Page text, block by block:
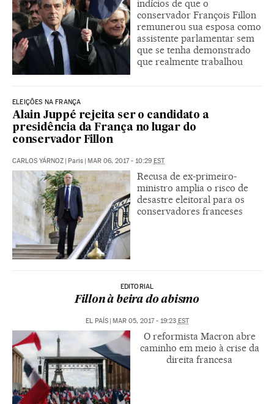
indícios de que o
conservador François Fillon
remunerou sua esposa como
assistente parlamentar sem
que se tenha demonstrado
que realmente trabalhou
ELEIÇÕES NA FRANÇA
Alain Juppé rejeita ser o candidato a
presidência da França no lugar do
conservador Fillon
CARLOS YÁRNOZ | Paris | MAR 06, 2017 - 10:29 EST
Recusa de ex-primeiro-
ministro amplia o risco de
desastre eleitoral para os
conservadores franceses
EDITORIAL
Fillon à beira do abismo
EL PAÍS | MAR 05, 2017 - 19:23 EST
O reformista Macron abre
caminho em meio à crise da
direita francesa